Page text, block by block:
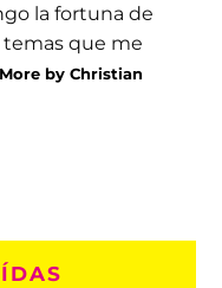
la fortuna de
que me
More by Christian